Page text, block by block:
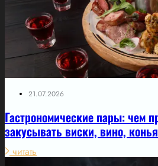
21.07.2026
Гастрономические пары: чем
закусывать виски, вино,
читать